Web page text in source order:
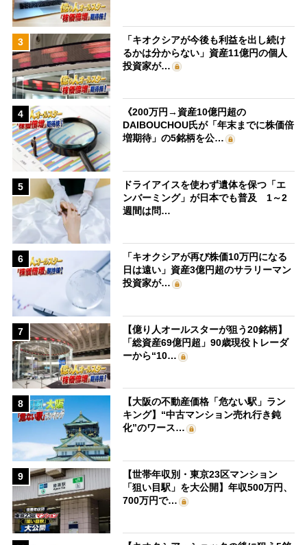
3
「キオクシアが今後も利益を出し続け
るかは分からない」資産11億円の個人
投資家が…
4
《200万円→資産10億円超の
DAIBOUCHOU氏が「年末までに株価倍
増期待」の5銘柄を公…
5
ドライアイスを使わず遺体を保つ「エ
ンバーミング」が日本でも普及 1～2
週間は問…
6
「キオクシアが再び株価10万円になる
日は遠い」資産3億円超のサラリーマン
投資家が…
7
【億り人オールスターが狙う20銘柄】
「総資産69億円超」90歳現役トレーダ
ーから“10…
8
【大阪の不動産価格「危ない駅」ラン
キング】“中古マンション売れ行き鈍
化”のワース…
9
【世帯年収別・東京23区マンション
「狙い目駅」を大公開】年収500万円、
700万円で…